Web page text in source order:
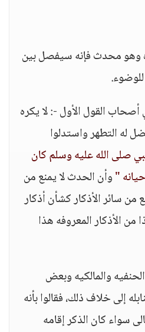
وهو محدث فإنه سيفصل بين
أصحاب القول الأول -: لا يكره
له التطهر واستدلوا
صلى الله عليه وسلم كان
"وأن الحدث لا يمنع من
من سائر الأذكار كشأن أذكار
الأذكار المعروفه هذا
والمالكيه وبعض
إلى خلاف ذلك، فقالوا بأنه
سواء كان الذكر إقامه